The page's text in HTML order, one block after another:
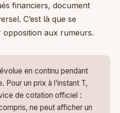
financiers, document
C’est là que se
aux rumeurs.
en continu pendant
Pour un prix à l’instant T,
de cotation officiel :
ne peut afficher un